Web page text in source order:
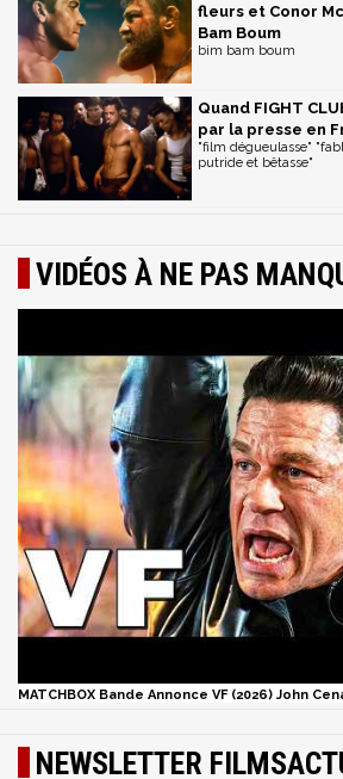
fleurs et Conor
Bam Boum
bim bam boum
Quand FIGHT
par la presse en
"film dégueulasse"
putride et bêtasse"
VIDÉOS À NE PAS
MATCHBOX Bande Annonce VF (2026) John
NEWSLETTER